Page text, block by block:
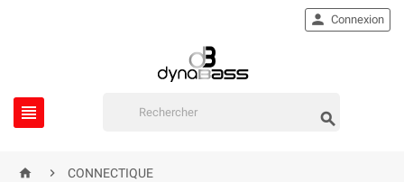
 
 Connexion
 
CONNECTIQUE